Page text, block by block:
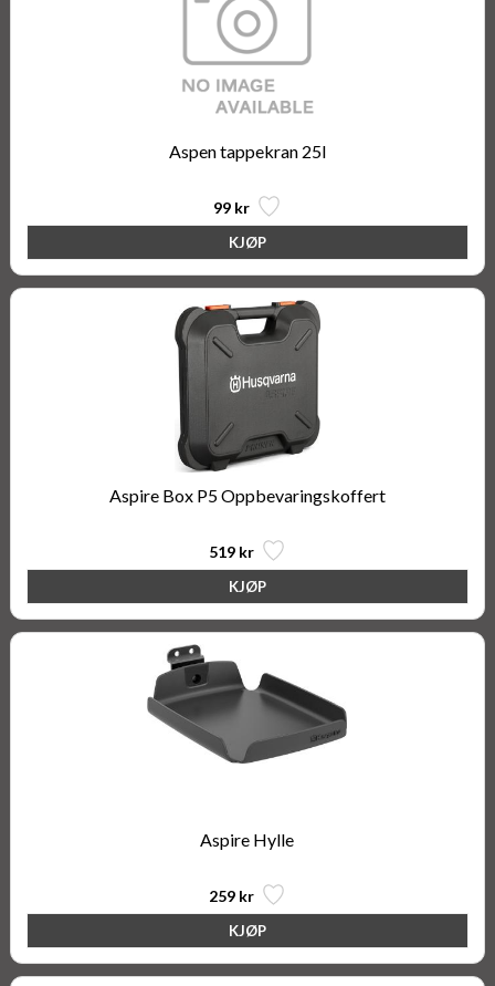
Aspen tappekran 25l
99 kr
Aspire Box P5 Oppbevaringskoffert
519 kr
Aspire Hylle
259 kr